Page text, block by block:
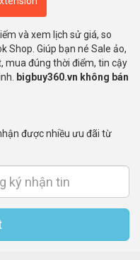
và xem lịch sử giá, so
Shop. Giúp bạn né Sale ảo,
mua đúng thời điểm, tin cậy
bigbuy360.vn không bán
được nhiều ưu đãi từ